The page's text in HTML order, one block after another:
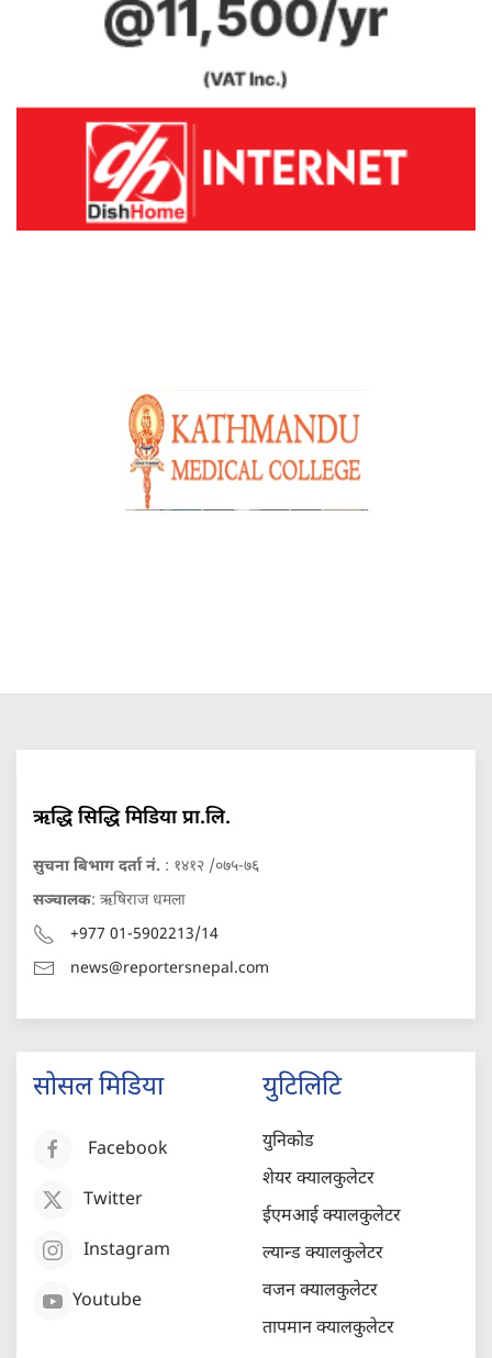
ऋद्धि सिद्धि मिडिया प्रा.लि.
सुचना बिभाग दर्ता नं. : १४१२ /०७५-७६
सञ्चालक: ऋषिराज धमला
+977 01-5902213/14
news@reportersnepal.com
सोसल मिडिया
Facebook
Twitter
Instagram
Youtube
युटिलिटि
युनिकोड
शेयर क्यालकुलेटर
ईएमआई क्यालकुलेटर
ल्यान्ड क्यालकुलेटर
वजन क्यालकुलेटर
तापमान क्यालकुलेटर